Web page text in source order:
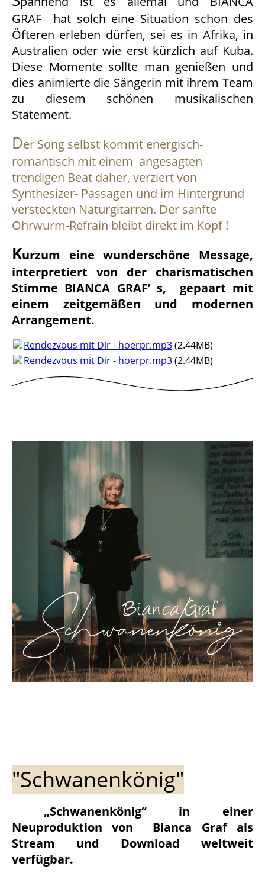
GRAF hat solch eine Situation schon des
Öfteren erleben dürfen, sei es in Afrika, in
Australien oder wie erst kürzlich auf Kuba.
Diese Momente sollte man genießen und
dies animierte die Sängerin mit ihrem Team
zu diesem schönen musikalischen
Statement.
Der Song selbst kommt energisch-
romantisch mit einem angesagten
trendigen Beat daher, verziert von
Synthesizer- Passagen und im Hintergrund
versteckten Naturgitarren. Der sanfte
Ohrwurm-Refrain bleibt direkt im Kopf !
Kurzum eine wunderschöne Message,
interpretiert von der charismatischen
Stimme BIANCA GRAF’ s, gepaart mit
einem zeitgemäßen und modernen
Arrangement.
Rendezvous mit Dir - hoerpr.mp3(2.44MB)
Rendezvous mit Dir - hoerpr.mp3(2.44MB)
"Schwanenkönig"
„Schwanenkönig“ in einer
Neuproduktion von Bianca Graf als
Stream und Download weltweit
verfügbar.